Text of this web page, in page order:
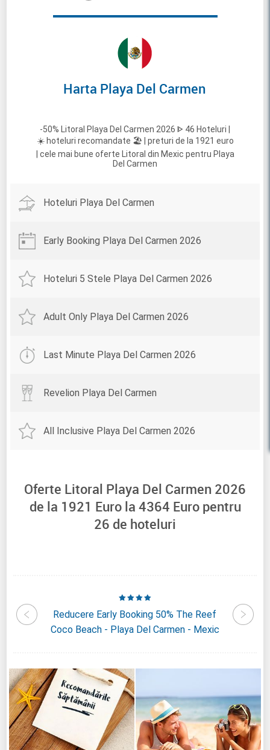
Harta Playa Del Carmen
-50% Litoral Playa Del Carmen 2026 ᐈ 46 Hoteluri |
☀️ hoteluri recomandate 🏖️ | preturi de la 1921 euro
| cele mai bune oferte Litoral din Mexic pentru Playa
Del Carmen
Hoteluri Playa Del Carmen
Early Booking Playa Del Carmen 2026
Hoteluri 5 Stele Playa Del Carmen 2026
Adult Only Playa Del Carmen 2026
Last Minute Playa Del Carmen 2026
Revelion Playa Del Carmen
All Inclusive Playa Del Carmen 2026
Oferte Litoral Playa Del Carmen 2026
de la 1921 Euro la 4364 Euro pentru
26 de hoteluri
-
Reducere Early Booking 50% The Reef
Coco Beach - Playa Del Carmen - Mexic